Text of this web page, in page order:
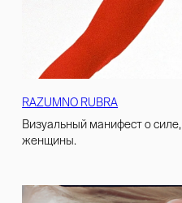
RAZUMNO RUBRA
Визуальный манифест о
женщины.